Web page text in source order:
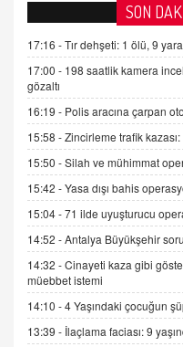
AV. DOĞAN
Kişisel
gelişimi
SEHER EREK
Kış Ayları
9.12.2025 10:11
İNCİ GÜL
Trump Keşke
06.07.2026 13:00
ADEM AKÖL
Esed
Sednaya
11.12.2024 12:30
SON
17:16 -Tır dehşeti: 1 ölü, 9
17:00 - 198 saatlik kamera
gözaltı
16:19 - Polis aracına çarpan
15:58 -Zincirleme trafik
15:50 -Silah ve mühimmat
15:42 -Yasa dışı bahis
15:04 -71 ilde uyuşturucu
14:52 -Antalya Büyükşehir
14:32 -Cinayeti kaza gibi
müebbet istemi
14:10 -4 Yaşındaki çocuğun
13:39 - İlaçlama faciası: 9